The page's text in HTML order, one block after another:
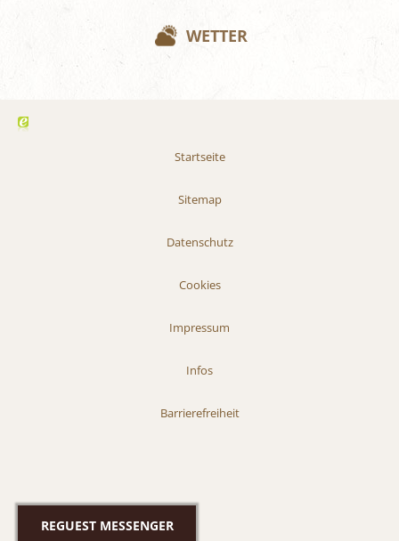
WETTER
Startseite
Sitemap
Datenschutz
Cookies
Impressum
Infos
Barrierefreiheit
REGUEST MESSENGER